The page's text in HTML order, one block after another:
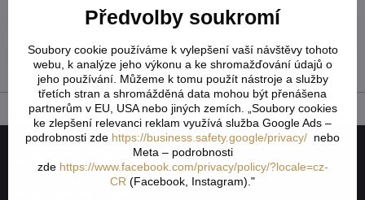
Skladem - externí sklad
197,29 Kčbez DPH
Naše společnost
Jak to všechno začalo
Předvolby soukromí
Soubory cookie používáme k vylepšení vaší návštěvy tohoto
webu, k analýze jeho výkonu a ke shromažďování údajů o
jeho používání. Můžeme k tomu použít nástroje a služby
třetích stran a shromážděná data mohou být přenášena
partnerům v EU, USA nebo jiných zemích. „Soubory cookies
ke zlepšení relevanci reklam využívá služba Google Ads –
podrobnosti zde https://business.safety.google/privacy/ nebo
Meta – podrobnosti
zde https://www.facebook.com/privacy/policy/?locale=cz-
CR (Facebook, Instagram)."